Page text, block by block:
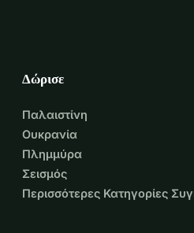
Δώρισε
Παλαιστίνη
Ουκρανία
Πλημμύρα
Σεισμός
Περισσότερες Κατηγορίες